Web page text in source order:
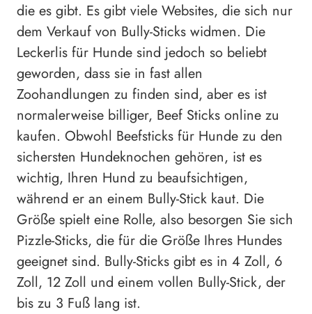
die es gibt. Es gibt viele Websites, die sich nur
dem Verkauf von Bully-Sticks widmen. Die
Leckerlis für Hunde sind jedoch so beliebt
geworden, dass sie in fast allen
Zoohandlungen zu finden sind, aber es ist
normalerweise billiger, Beef Sticks online zu
kaufen. Obwohl Beefsticks für Hunde zu den
sichersten Hundeknochen gehören, ist es
wichtig, Ihren Hund zu beaufsichtigen,
während er an einem Bully-Stick kaut. Die
Größe spielt eine Rolle, also besorgen Sie sich
Pizzle-Sticks, die für die Größe Ihres Hundes
geeignet sind. Bully-Sticks gibt es in 4 Zoll, 6
Zoll, 12 Zoll und einem vollen Bully-Stick, der
bis zu 3 Fuß lang ist.